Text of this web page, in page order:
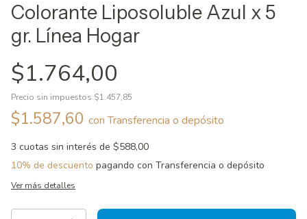
Colorante Liposoluble Azul x 5
gr. Línea Hogar
$1.764,00
Precio sin impuestos $1.457,85
$1.587,60 con Transferencia o depósito
3 cuotas sin interés de $588,00
10% de descuento pagando con Transferencia o depósito
Ver más detalles